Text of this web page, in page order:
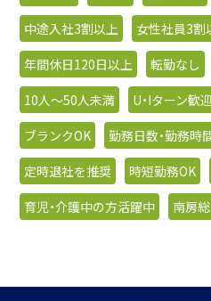
中途入社3割以上
女性社員3割
年間休日120日以上
転勤なし
10人〜50人未満
U・Iターン歓迎
ブランクOK
勤務日数・勤務時
定時退社を推奨
時短勤務OK
育児・介護中の方活躍中
南房